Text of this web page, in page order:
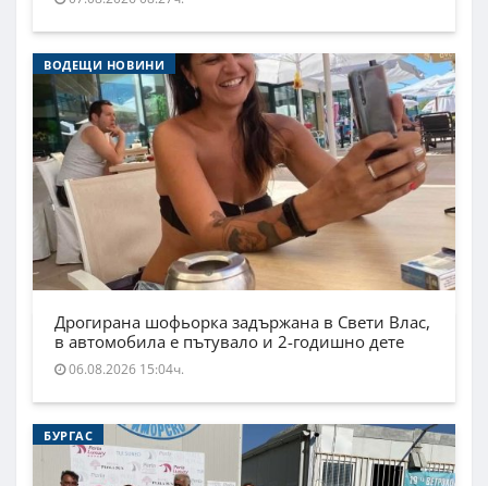
ВОДЕЩИ НОВИНИ
Дрогирана шофьорка задържана в Свети Влас,
в автомобила е пътувало и 2-годишно дете
06.08.2026 15:04ч.
БУРГАС